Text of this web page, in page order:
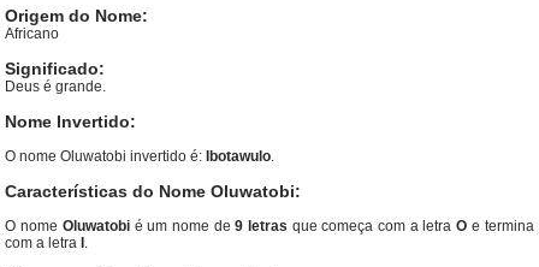
Origem do Nome:
Africano
Significado:
Deus é grande.
Nome Invertido:
O nome Oluwatobi invertido é: Ibotawulo.
Características do Nome Oluwatobi:
O nome Oluwatobié um nome de9 letras que começa com a letraO e termina
com a letra .